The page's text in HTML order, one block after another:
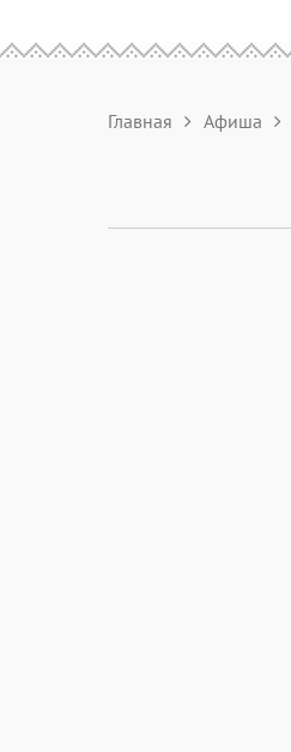
Главная Афиша